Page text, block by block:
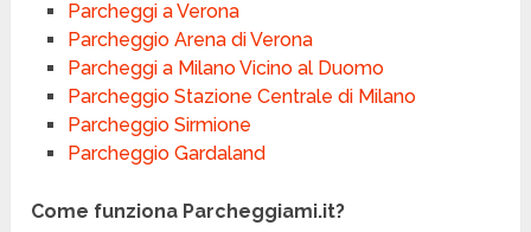
Parcheggi a Verona
Parcheggio Arena di Verona
Parcheggi a Milano Vicino al Duomo
Parcheggio Stazione Centrale di Milano
Parcheggio Sirmione
Parcheggio Gardaland
Come funziona Parcheggiami.it?